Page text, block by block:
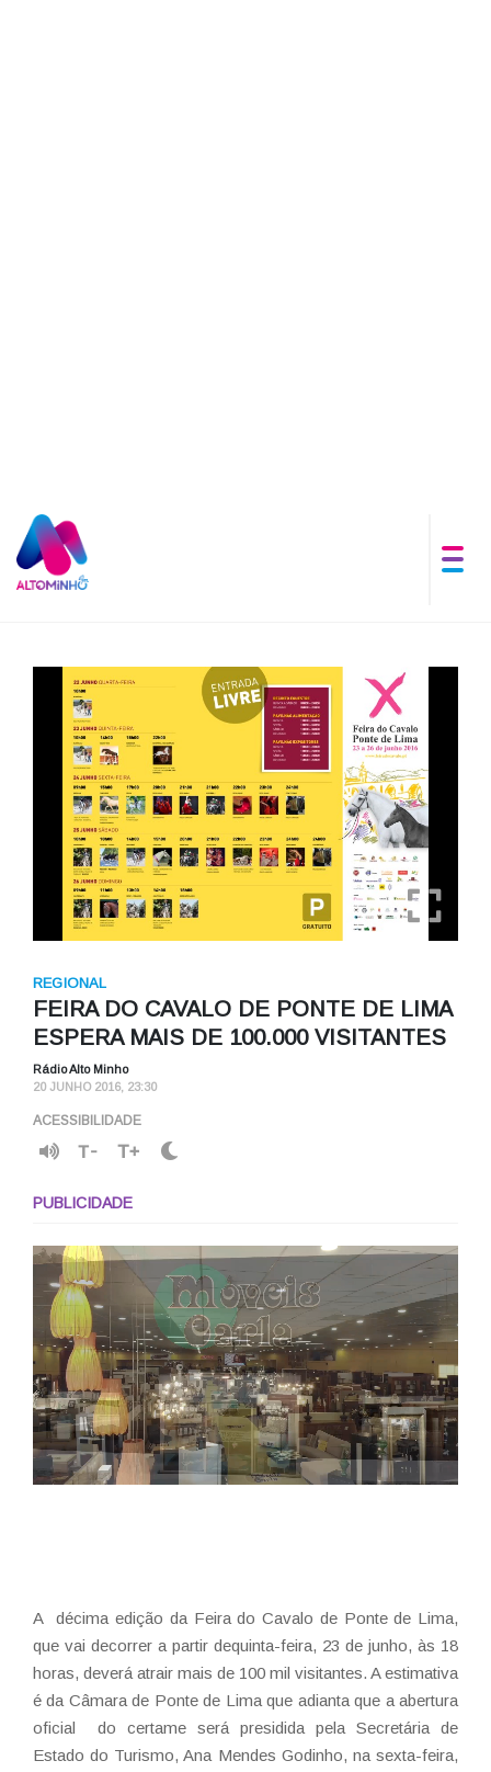
REGIONAL
FEIRA DO CAVALO DE PONTE DE LIMA
ESPERA MAIS DE 100.000 VISITANTES
Rádio Alto Minho
20 JUNHO 2016, 23:30
ACESSIBILIDADE
T- T+
PUBLICIDADE
A décima edição da Feira do Cavalo de Ponte de Lima,
que vai decorrer a partir dequinta-feira, 23 de junho, às 18
horas, deverá atrair mais de 100 mil visitantes. A estimativa
é da Câmara de Ponte de Lima que adianta que a abertura
oficial do certame será presidida pela Secretária de
Estado do Turismo, Ana Mendes Godinho, na sexta-feira,